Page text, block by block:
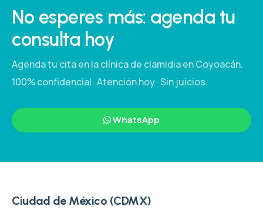
No esperes más: agenda tu
consulta hoy
Agenda tu cita en la clínica de clamidia en Coyoacán.
100% confidencial · Atención hoy · Sin juicios.
WhatsApp
Ciudad de México (CDMX)